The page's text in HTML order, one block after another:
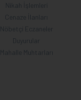
Nikah İşlemleri
Cenaze İlanları
Nöbetçi Eczaneler
Duyurular
Mahalle Muhtarları